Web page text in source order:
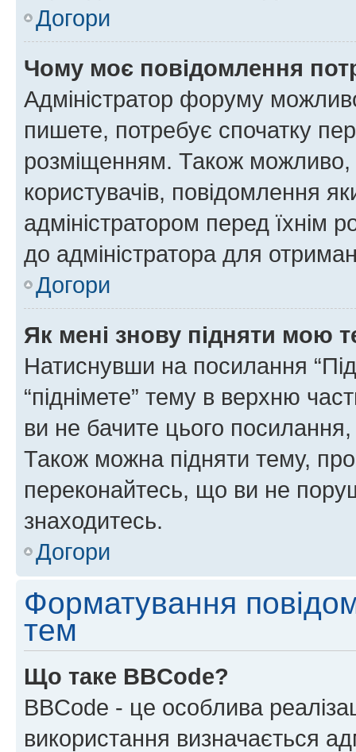
Догори
Чому моє повідомлення
Адміністратор форуму
пишете, потребує спочатку
розміщенням. Також можливо,
користувачів, повідомлення
адміністратором перед їхнім
до адміністратора для
Догори
Як мені знову підняти мою
Натиснувши на посилання
“піднімете” тему в верхню
ви не бачите цього
Також можна підняти тему,
переконайтесь, що ви не
знаходитесь.
Догори
Форматування
тем
Що таке BBCode?
BBCode - це особлива
використання визначається